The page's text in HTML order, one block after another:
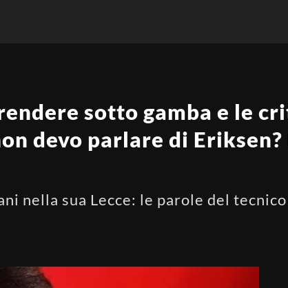
sotto gamba e le
devo parlare di Eriksen?
nella sua Lecce: le parole del